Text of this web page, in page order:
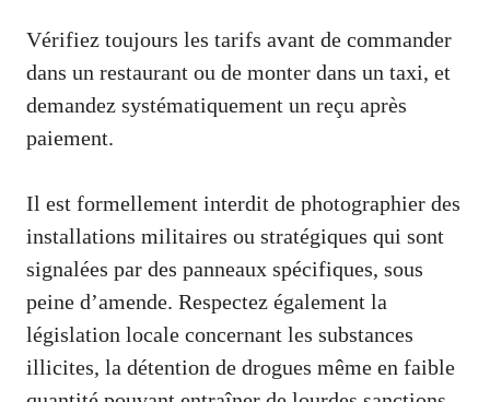
Vérifiez toujours les tarifs avant de commander
dans un restaurant ou de monter dans un taxi, et
demandez systématiquement un reçu après
paiement.
Il est formellement interdit de photographier des
installations militaires ou stratégiques qui sont
signalées par des panneaux spécifiques, sous
peine d’amende. Respectez également la
législation locale concernant les substances
illicites, la détention de drogues même en faible